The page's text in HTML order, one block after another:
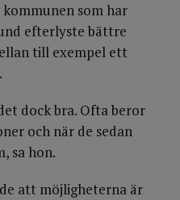
som har
efterlyste bättre
till exempel ett
dock bra. Ofta beror
och när de sedan
sa hon.
att möjligheterna är